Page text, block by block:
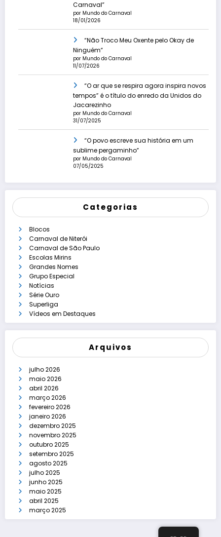
Carnaval”
por Mundo do Carnaval
18/01/2026
“Não Troco Meu Oxente pelo Okay de
Ninguém”
por Mundo do Carnaval
11/07/2026
“O ar que se respira agora inspira novos
tempos” é o título do enredo da Unidos do
Jacarezinho
por Mundo do Carnaval
31/07/2025
“O povo escreve sua história em um
sublime pergaminho”
por Mundo do Carnaval
07/05/2025
Categorias
Blocos
Carnaval de Niterói
Carnaval de São Paulo
Escolas Mirins
Grandes Nomes
Grupo Especial
Notícias
Série Ouro
Superliga
Vídeos em Destaques
Arquivos
julho 2026
maio 2026
abril 2026
março 2026
fevereiro 2026
janeiro 2026
dezembro 2025
novembro 2025
outubro 2025
setembro 2025
agosto 2025
julho 2025
junho 2025
maio 2025
abril 2025
março 2025